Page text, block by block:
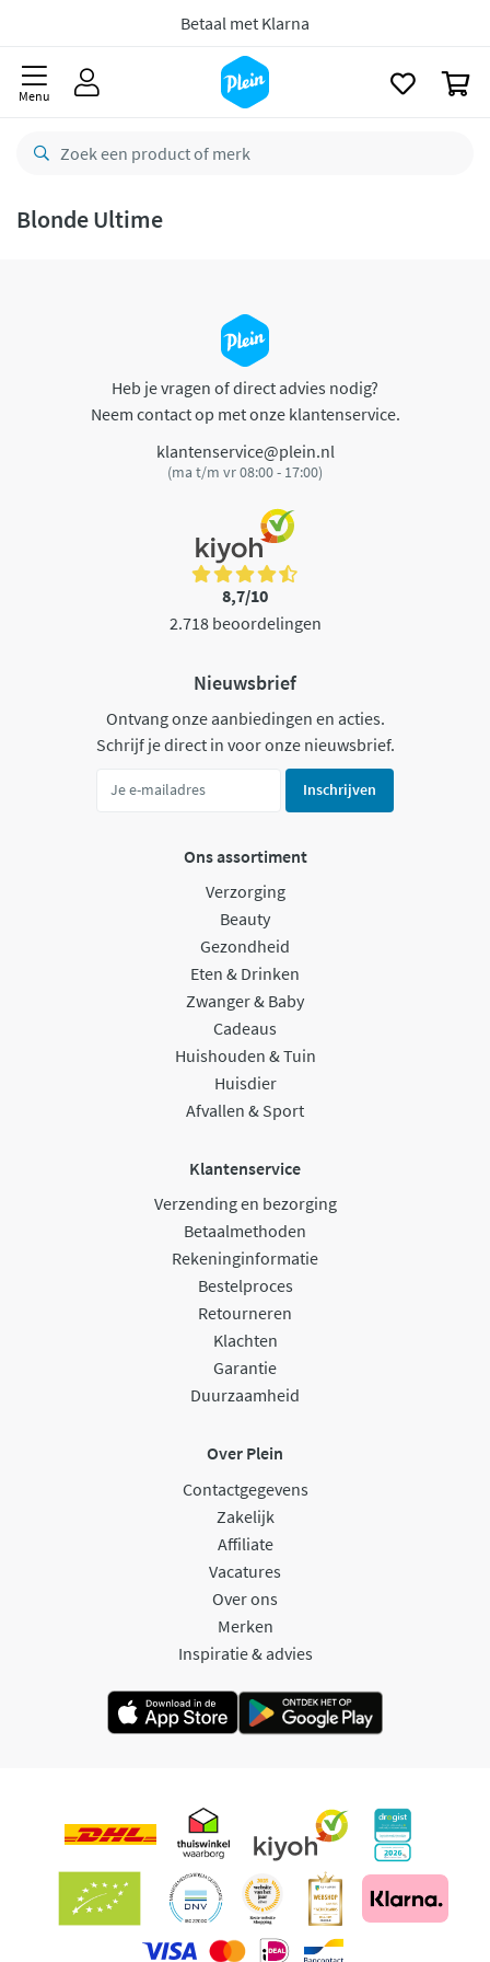
Betaal met Klarna
Menu
Blonde Ultime
Heb je vragen of direct advies nodig?
Neem contact op met onze klantenservice.
klantenservice@plein.nl
(ma t/m vr 08:00 - 17:00)
8,7/10
2.718 beoordelingen
Nieuwsbrief
Ontvang onze aanbiedingen en acties.
Schrijf je direct in voor onze nieuwsbrief.
Inschrijven
Ons assortiment
Verzorging
Beauty
Gezondheid
Eten & Drinken
Zwanger & Baby
Cadeaus
Huishouden & Tuin
Huisdier
Afvallen & Sport
Klantenservice
Verzending en bezorging
Betaalmethoden
Rekeninginformatie
Bestelproces
Retourneren
Klachten
Garantie
Duurzaamheid
Over Plein
Contactgegevens
Zakelijk
Affiliate
Vacatures
Over ons
Merken
Inspiratie & advies